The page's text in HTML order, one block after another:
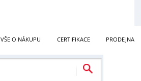
VŠE O NÁKUPU CERTIFIKACE PRODEJNA